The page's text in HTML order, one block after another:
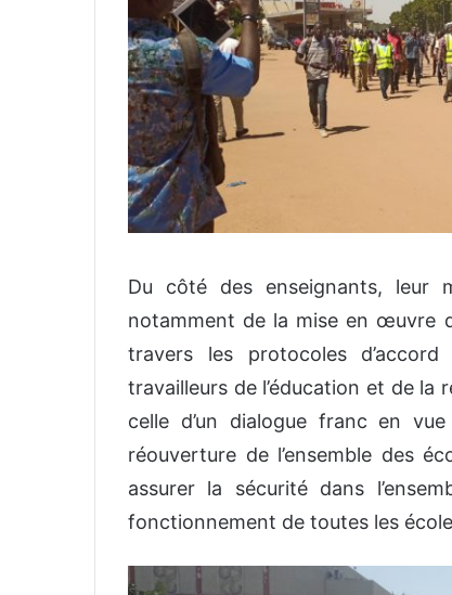
Du côté des enseignants, leur
notamment de la mise en œuvre
travers les protocoles
travailleurs de l’éducation et de la
celle d’un dialogue franc en
réouverture de l’ensemble des
assurer la sécurité dans
fonctionnement de toutes les